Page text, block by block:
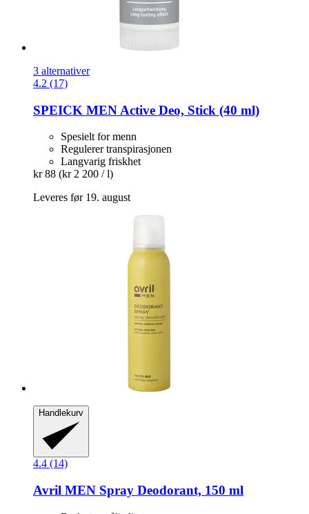
3 alternativer
4.2 (17)
SPEICK MEN Active Deo, Stick (40 ml)
Spesielt for menn
Regulerer transpirasjonen
Langvarig friskhet
kr 88 (kr 2 200 / l)
Leveres før 19. august
Handlekurv
4.4 (14)
Avril MEN Spray Deodorant, 150 ml